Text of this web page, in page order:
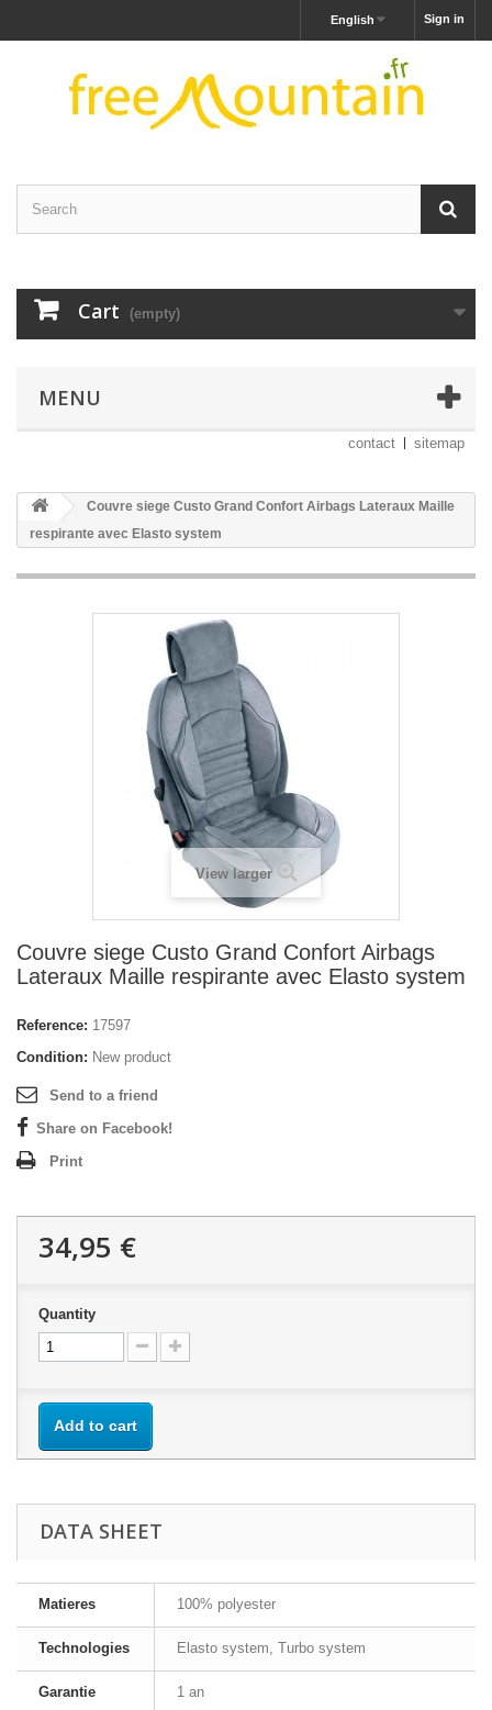
Sign in
English
Cart (empty)
MENU
contact sitemap
Couvre siege Custo Grand Confort Airbags Lateraux Maille
respirante avec Elasto system
View larger
Couvre siege Custo Grand Confort Airbags
Lateraux Maille respirante avec Elasto system
Reference: 17597
Condition: New product
Send to a friend
Share on Facebook!
Print
34,95 €
Quantity
Add to cart
DATA SHEET
Matieres 100% polyester
Technologies Elasto system, Turbo system
Garantie 1 an